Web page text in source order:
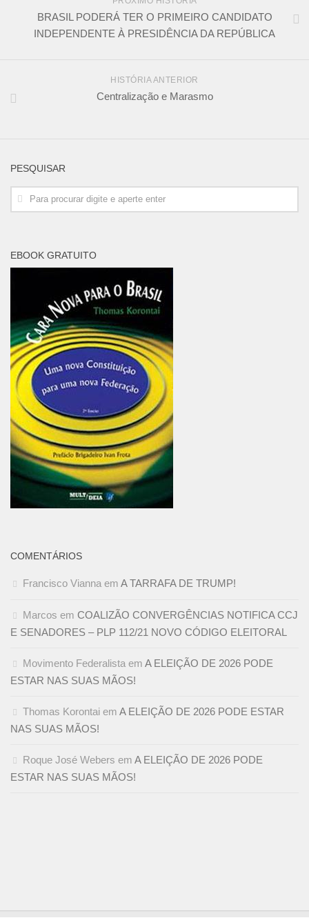
BRASIL PODERÁ TER O PRIMEIRO CANDIDATO
INDEPENDENTE À PRESIDÊNCIA DA REPÚBLICA
HISTÓRIA ANTERIOR
Centralização e Marasmo
PESQUISAR
EBOOK GRATUITO
COMENTÁRIOS
Francisco Vianna em A TARRAFA DE TRUMP!
Marcos em COALIZÃO CONVERGÊNCIAS NOTIFICA CCJ
E SENADORES – PLP 112/21 NOVO CÓDIGO ELEITORAL
Movimento Federalista em A ELEIÇÃO DE 2026 PODE
ESTAR NAS SUAS MÃOS!
Thomas Korontai em A ELEIÇÃO DE 2026 PODE ESTAR
NAS SUAS MÃOS!
Roque José Webers em A ELEIÇÃO DE 2026 PODE
ESTAR NAS SUAS MÃOS!